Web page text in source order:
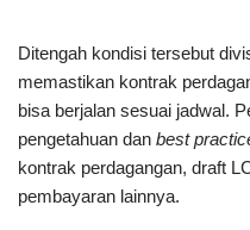
Ditengah kondisi tersebut
memastikan kontrak
bisa berjalan sesuai jadwal.
pengetahuan dan best
kontrak perdagangan, draft
pembayaran lainnya.